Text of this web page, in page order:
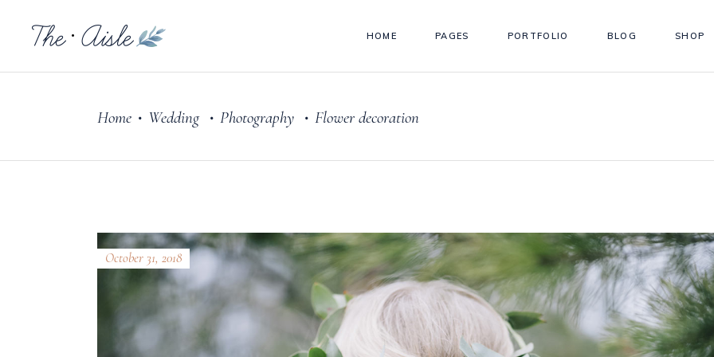
HOME PAGES PORTFOLIO BLOG SHOP
Home • Wedding • Photography • Flower decoration
October 31, 2018